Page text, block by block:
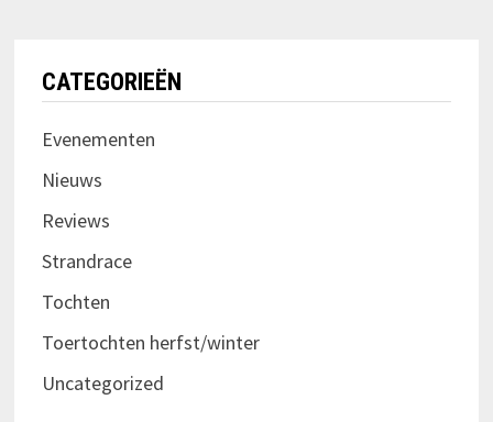
CATEGORIEËN
Evenementen
Nieuws
Reviews
Strandrace
Tochten
Toertochten herfst/winter
Uncategorized